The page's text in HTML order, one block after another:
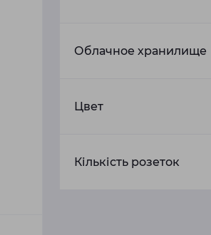
Облачное хранилище
Цвет
Кількість розеток